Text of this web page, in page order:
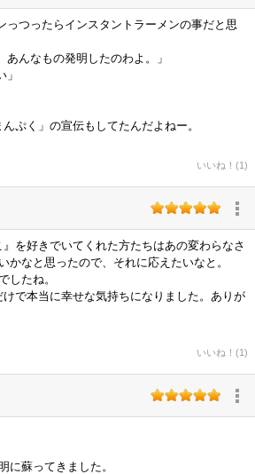
っつったらインスタントラーメンの事だと思
んなもの発明したのわよ。」
ぷく」の宣伝もしてたんだよねー。
いいね！(1)
を好きでいてくれた方たちはあの変わらなさ
かなと思ったので、それに応えたいなと。
したね。
で本当に幸せな気持ちになりました。ありが
いいね！(1)
に蘇ってきました。